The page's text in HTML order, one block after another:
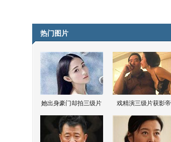
热门图片
她出身豪门却拍三级片 戏精演三级片获影帝